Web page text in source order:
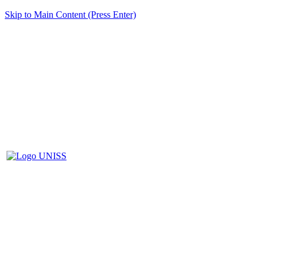
Skip to Main Content (Press Enter)